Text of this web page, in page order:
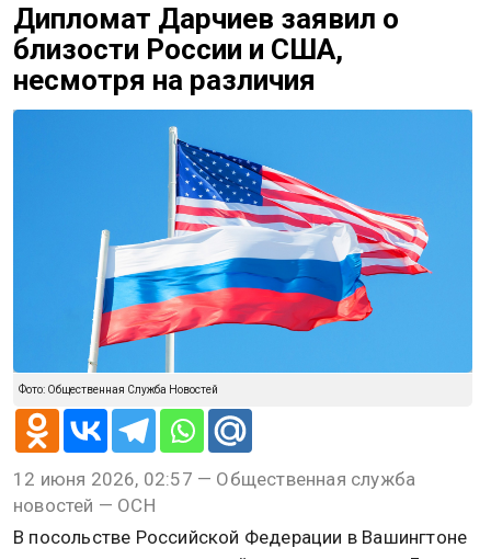
Дипломат Дарчиев заявил о
близости России и США,
несмотря на различия
Фото: Общественная Служба Новостей
12 июня 2026, 02:57 — Общественная служба
новостей — ОСН
В посольстве Российской Федерации в Вашингтоне